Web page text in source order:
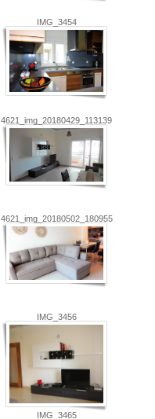
IMG_3454
4621_img_20180429_113139
4621_img_20180502_180955
IMG_3456
IMG_3465